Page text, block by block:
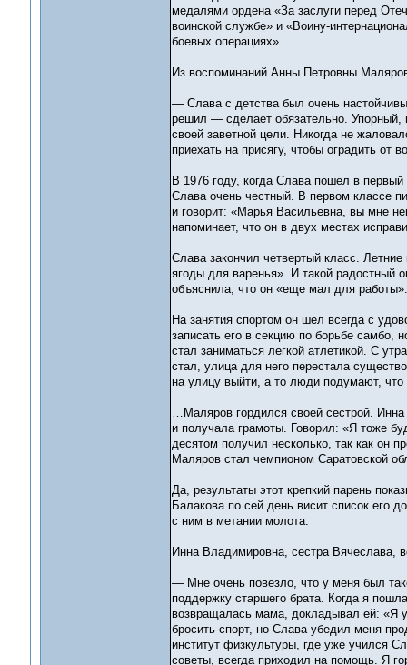
медалями ордена «За заслуги перед
воинской службе» и «Воину-
боевых операциях».
Из воспоминаний Анны Петровны
— Слава с детства был очень
решил — сделает обязательно. Упорный,
своей заветной цели. Никогда не
приехать на присягу, чтобы оградить от
В 1976 году, когда Слава пошел в
Слава очень честный. В первом классе
и говорит: «Марья Васильевна, вы мне
напоминает, что он в двух местах
Слава закончил четвертый класс.
ягоды для варенья». И такой радостный
объяснила, что он «еще мал для
На занятия спортом он шел всегда с
записать его в секцию по борьбе самбо,
стал заниматься легкой атлетикой. С
стал, улица для него перестала
на улицу выйти, а то люди подумают,
…Маляров гордился своей сестрой. Инна
и получала грамоты. Говорил: «Я тоже
десятом получил несколько, так как он
Маляров стал чемпионом Саратовской
Да, результаты этот крепкий парень
Балакова по сей день висит список его
с ним в метании молота.
Инна Владимировна, сестра Вячеслава,
— Мне очень повезло, что у меня был
поддержку старшего брата. Когда я
возвращалась мама, докладывал ей: «Я
бросить спорт, но Слава убедил меня
институт физкультуры, где уже учился
советы, всегда приходил на помощь. Я